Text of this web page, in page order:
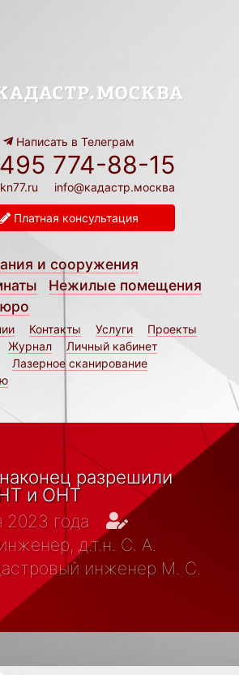
Написать в Телеграм
774-88-15
info@кадастр.москва
Платная консультация
и сооружения
Нежилые помещения
Контакты Услуги
Проекты
Журнал
Личный кабинет
Лазерное сканирование
разрешили
и ОНТ
2023 года
д.т.н. С. А.
инженер М. С.